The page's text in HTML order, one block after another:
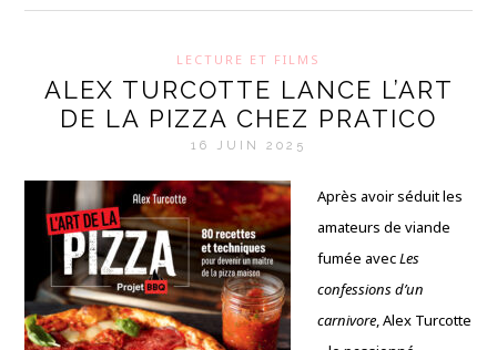
LECTURE ET FILMS
ALEX TURCOTTE LANCE L’ART
DE LA PIZZA CHEZ PRATICO
16 JUIN 2025
Après avoir séduit les
amateurs de viande
fumée avecLes
confessions d’un
carnivore, Alex Turcotte